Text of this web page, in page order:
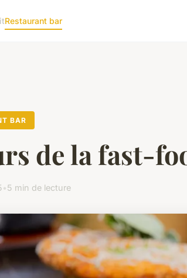
Restaurant bar
BAR
de la fast-
•5 min de lecture